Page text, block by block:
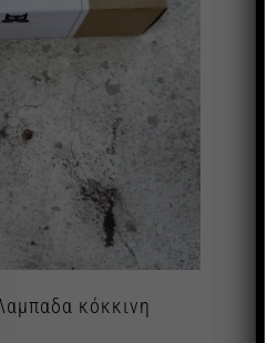
κόκκινη